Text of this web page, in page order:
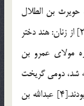
بن الطلال
خزاعی (به دست امام علی ـ علیه السّلام ـ كشته شد).[2] از زنان: هند دختر
مولای عمرو بن
شد، دومی گریخت
و بعد تأمین گرفت) [3] كه متعلق به ابو اخطل نامی بودند.[4] عبدالله بن